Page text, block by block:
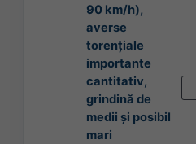
90 km/h),
averse
torențiale
importante
cantitativ,
grindină de
medii și posibil
mari